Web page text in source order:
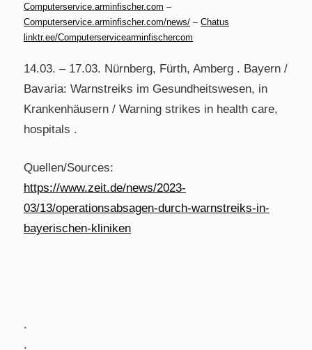
Computerservice.arminfischer.com –
Computerservice.arminfischer.com/news/ – Chatus
linktr.ee/Computerservicearminfischercom
14.03. – 17.03. Nürnberg, Fürth, Amberg . Bayern /
Bavaria: Warnstreiks im Gesundheitswesen, in
Krankenhäusern / Warning strikes in health care,
hospitals .
Quellen/Sources:
https://www.zeit.de/news/2023-
03/13/operationsabsagen-durch-warnstreiks-in-
bayerischen-kliniken
.
.